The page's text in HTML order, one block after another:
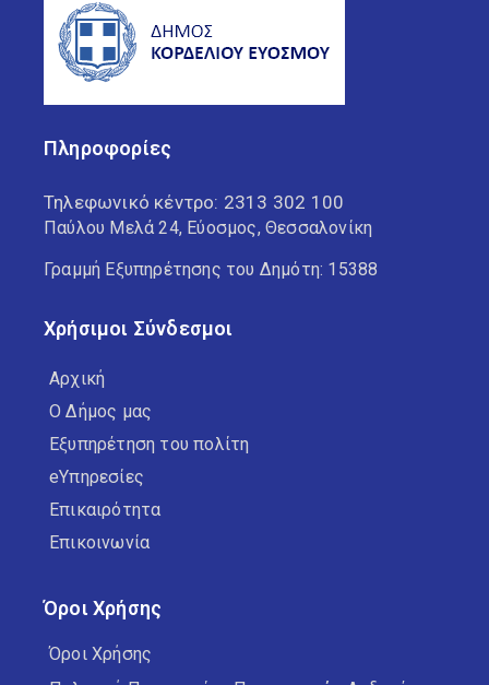
Πληροφορίες
Τηλεφωνικό κέντρο: 2313 302 100
Παύλου Μελά 24, Εύοσμος, Θεσσαλονίκη
Γραμμή Εξυπηρέτησης του Δημότη: 15388
Χρήσιμοι Σύνδεσμοι
Αρχική
Ο Δήμος μας
Εξυπηρέτηση του πολίτη
eΥπηρεσίες
Επικαιρότητα
Επικοινωνία
Όροι Χρήσης
Όροι Χρήσης